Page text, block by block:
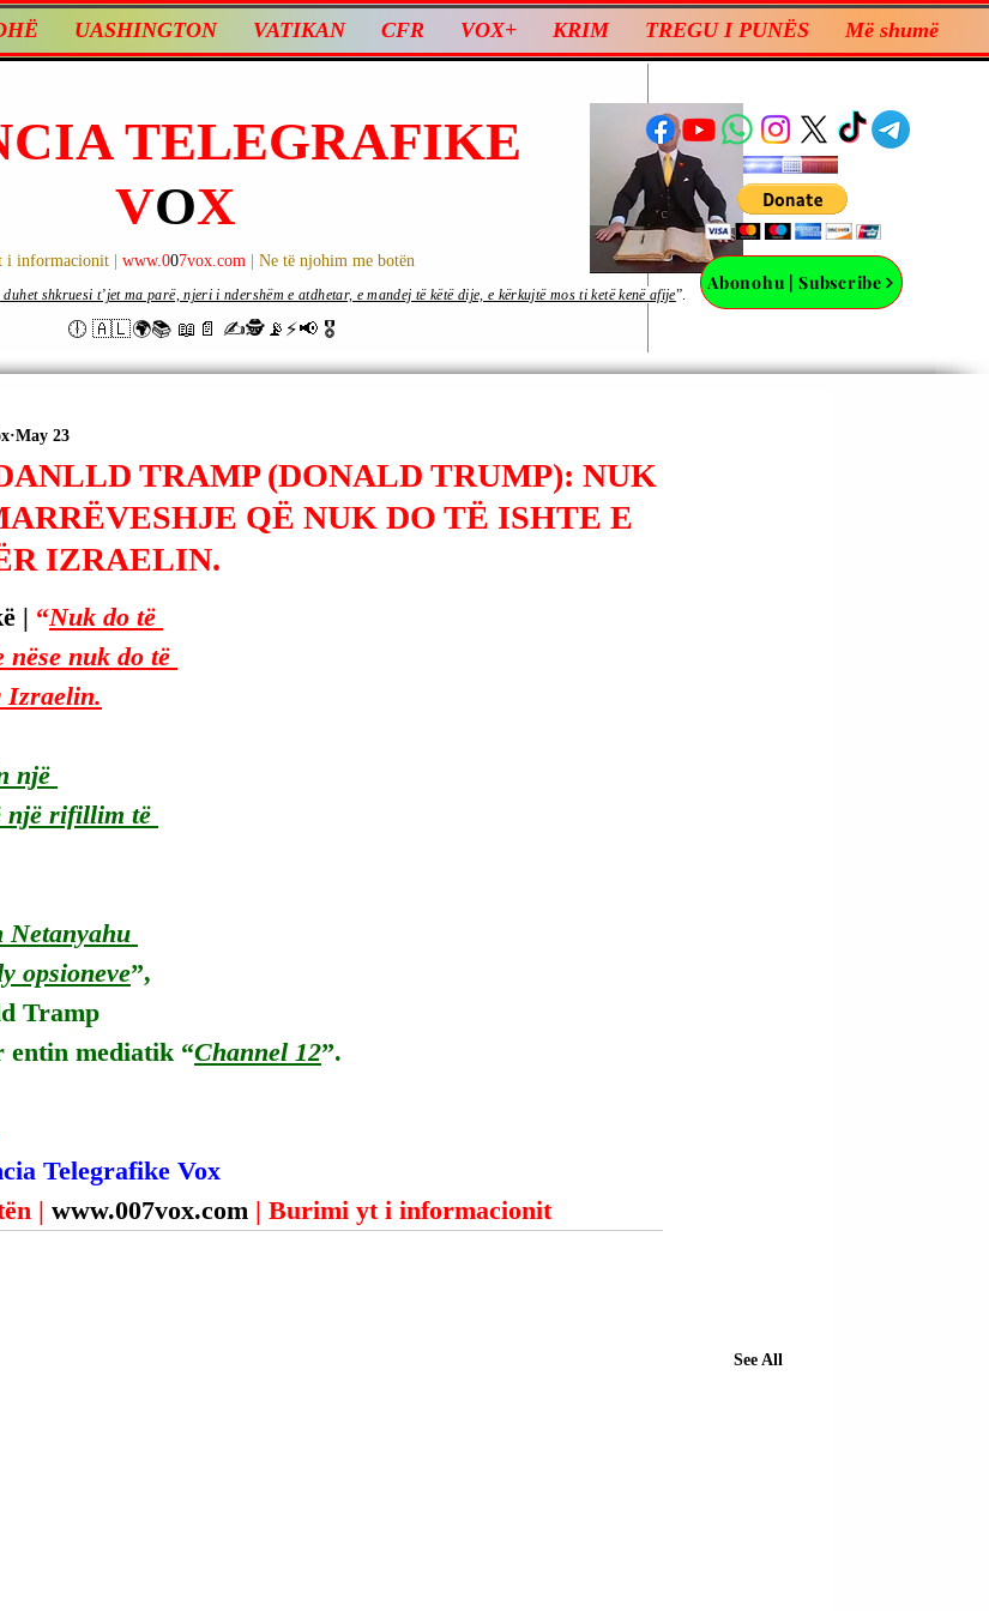
UASHINGTON VATIKAN CFR VOX+ KRIM TREGU I PUNËS Më shumë
TELEGRAFIKE
VOX
informacionit | www.007vox.com | Ne të njohim me botën
🕕 🇦🇱🌍📚 📖📄 ✍🕵️📡⚡️📢 🎖
Abonohu | Subscribe
shkruesi t’jet ma parë, njeri i ndershëm e atdhetar, e mandej të këtë dije, e kërkujtë mos ti ketë kenë afije”.
TRAMP (DONALD TRUMP): NUK
QË NUK DO TË ISHTE E
IZRAELIN.
May 23
| “Nuk do të
nëse nuk do të
Izraelin.
një
një rifillim të
Netanyahu
opsioneve”,
Tramp
entin mediatik “Channel 12”.
Telegrafike Vox
| www.007vox.com | Burimi yt i informacionit
See All